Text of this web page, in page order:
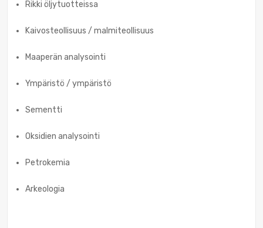
Rikki öljytuotteissa
Kaivosteollisuus / malmiteollisuus
Maaperän analysointi
Ympäristö / ympäristö
Sementti
Oksidien analysointi
Petrokemia
Arkeologia